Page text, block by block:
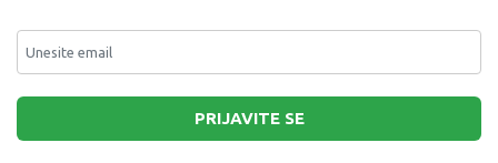
PRIJAVITE SE